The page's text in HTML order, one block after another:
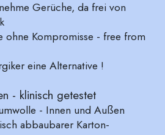
Gerüche, da frei von
ohne Kompromisse - free from
eine Alternative !
- klinisch getestet
- Innen und Außen
abbaubarer Karton-